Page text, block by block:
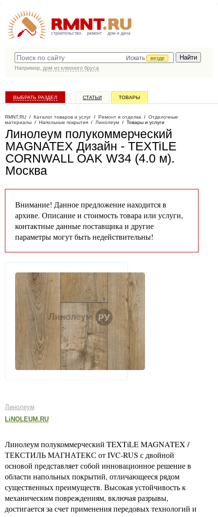
строительство ремонт дом и дача
Искать
везде
Например, дом из клееного бруса
ВЫБРАТЬ РАЗДЕЛ СТАТЬИ ТОВАРЫ
RMNT.RU / Каталог товаров и услуг / Ремонт и отделка / Отделочные
материалы / Напольные покрытия / Линолеум / Товары и услуги
Линолеум полукоммерческий
MAGNATEX Дизайн - TEXTiLE
CORNWALL OAK W34 (4.0 м).
Москва
Внимание! Данное предложение находится в
архиве. Описание и стоимость товара или услуги,
контактные данные поставщика и другие
параметры могут быть недействительны!
Линолеум
LiNOLEUM.RU
Линолеум полукоммерческий TEXTiLE MAGNATEX /
ТЕКСТИЛЬ МАГНАТЕКС от IVC-RUS с двойной
основой представляет собой инновационное решение в
области напольных покрытий, отличающееся рядом
существенных преимуществ. Высокая устойчивость к
механическим повреждениям, включая разрывы,
достигается за счет применения передовых технологий и